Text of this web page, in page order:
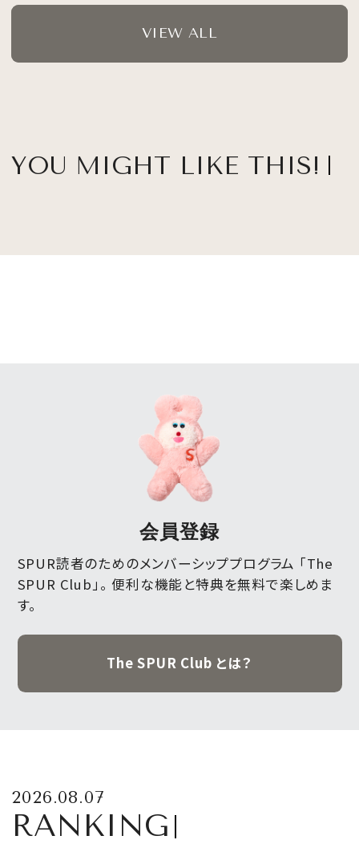
VIEW ALL
YOU MIGHT LIKE THIS!
会員登録
SPUR読者のためのメンバーシッププログラム 「The
SPUR Club」。 便利な機能と特典を無料で楽しめま
す。
The SPUR Club とは？
2026.08.07
RANKING